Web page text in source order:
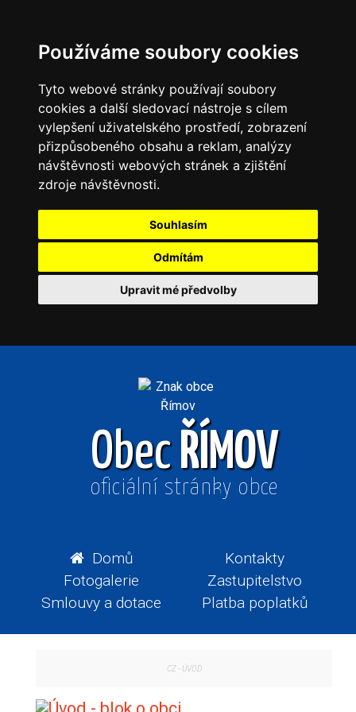
Používáme soubory cookies
Tyto webové stránky používají soubory
cookies a další sledovací nástroje s cílem
vylepšení uživatelského prostředí, zobrazení
přizpůsobeného obsahu a reklam, analýzy
návštěvnosti webových stránek a zjištění
zdroje návštěvnosti.
Souhlasím
Odmítám
Upravit mé předvolby
ObecŘÍMOV
oficiální stránky obce
Domů
Kontakty
Fotogalerie
Zastupitelstvo
Smlouvy a dotace
Platba poplatků
CZ- ÚVOD